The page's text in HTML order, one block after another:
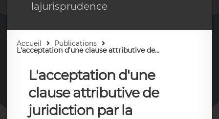
lajurisprudence
Accueil Publications
L'acceptation d'une clause attributive de...
L'acceptation d'une
clause attributive de
juridiction par la